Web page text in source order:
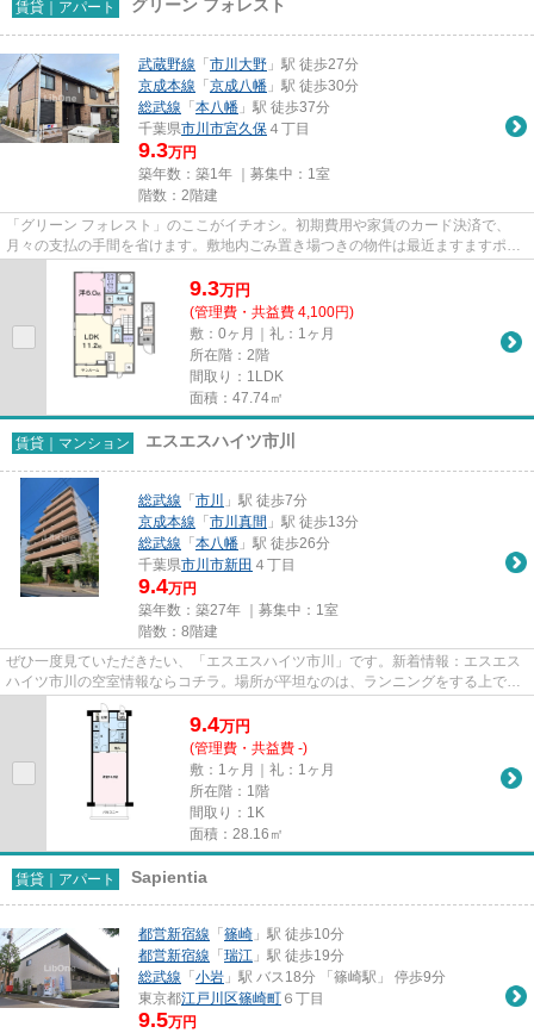
賃貸｜アパート グリーン フォレスト
武蔵野線 「 市川大野 」駅 徒歩27分
京成本線 「 京成八幡 」駅 徒歩30分
総武線 「 本八幡 」駅 徒歩37分
千葉県市川市宮久保 ４丁目
9.3万円
築年数：築1年 ｜募集中： 1室
階数：2階建
「グリーン フォレスト」のここがイチオシ。初期費用や家賃のカード決済で、
月々の支払の手間を省けます。敷地内ごみ置き場つきの物件は最近ますますポピ
9.3万円
(管理費・共益費 4,100円)
敷：0ヶ月｜礼：1ヶ月
所在階：2階
間取り：1LDK
面積：47.74㎡
賃貸｜マンション エスエスハイツ市川
総武線 「 市川
」駅 徒歩7分
京成本線 「 市川真間 」駅 徒歩13分
総武線 「 本八幡 」駅 徒歩26分
千葉県市川市新田 ４丁目
9.4万円
築年数：築27年 ｜募集中： 1室
階数：8階建
ぜひ一度見ていただきたい、「エスエスハイツ市川」です。新着情報：エスエス
ハイツ市川の空室情報ならコチラ。場所が平坦なのは、ランニングをする上で抑
えたいポイントですね。初期...
9.4万円
(管理費・共益費 -)
敷：1ヶ月｜礼：1ヶ月
所在階：1階
間取り：1K
面積：28.16㎡
賃貸｜アパート Sapientia
都営新宿線 「 篠崎 」駅 徒歩10分
都営新宿線 「 瑞江 」駅 徒歩19分
総武線 「 小岩 」駅 バス18分 「篠崎駅」 停歩9分
東京都江戸川区篠崎町 ６丁目
9.5万円